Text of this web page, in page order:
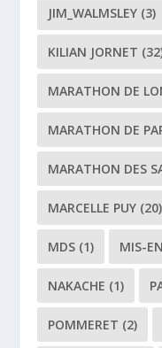
JIM_WALMSLEY (3)
KILIAN JORNET
MARATHON DE
MARATHON DE
MARATHON DES
MARCELLE PUY (20)
MDS (1) MIS-
NAKACHE (1)
POMMERET (2)